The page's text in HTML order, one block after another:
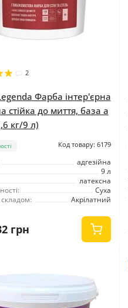
2
Фарба інтер'єрна
стійка до миття, база а
кг/9 л)
Код товару: 6179
адгезійна
9 л
латексна
Суха
Акрілатний
грн